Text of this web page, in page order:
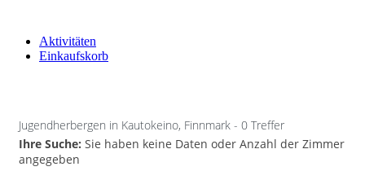
Aktivitäten
Einkaufskorb
Jugendherbergen in Kautokeino, Finnmark - 0 Treffer
Ihre Suche: Sie haben keine Daten oder Anzahl der Zimmer
angegeben